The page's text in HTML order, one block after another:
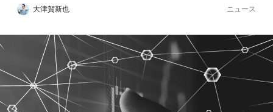
大津賀新也 ニュース